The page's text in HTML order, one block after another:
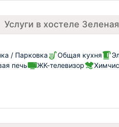
Услуги в хостеле
/ Парковка Общая кухня
печь ЖК-телевизор